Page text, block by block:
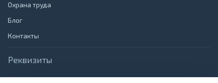
Охрана труда
Блог
Контакты
Реквизиты
Наименование: ООО "Транзит", Юридический адрес: 690065,